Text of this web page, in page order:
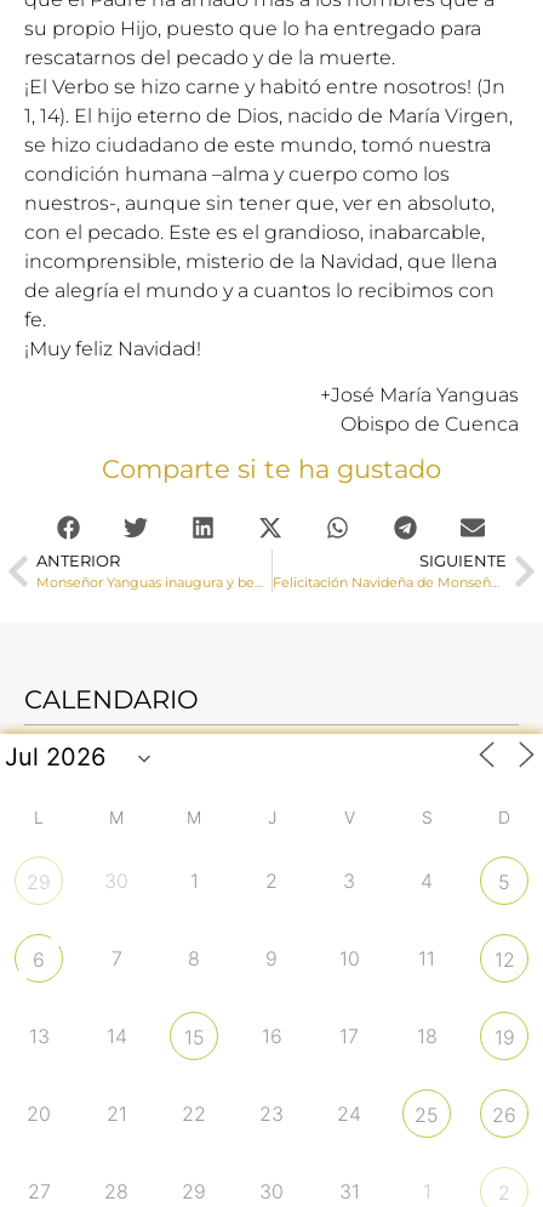
su propio Hijo, puesto que lo ha entregado para
rescatarnos del pecado y de la muerte.
¡El Verbo se hizo carne y habitó entre nosotros! (Jn
1, 14). El hijo eterno de Dios, nacido de María Virgen,
se hizo ciudadano de este mundo, tomó nuestra
condición humana –alma y cuerpo como los
nuestros-, aunque sin tener que, ver en absoluto,
con el pecado. Este es el grandioso, inabarcable,
incomprensible, misterio de la Navidad, que llena
de alegría el mundo y a cuantos lo recibimos con
fe.
¡Muy feliz Navidad!
+José María Yanguas
Obispo de Cuenca
Comparte si te ha gustado
ANTERIOR
Monseñor Yanguas inaugura y bendice la Ruta de los Belenes de la Junta de Cofradías
SIGUIENTE
Felicitación Navideña de Monseñor José María Yanguas a toda la diócesis
CALENDARIO
L M M J V S D
29 30 1 2 3 4 5
6 7 8 9 10 11 12
13 14 15 16 17 18 19
20 21 22 23 24 25 26
27 28 29 30 31 1 2